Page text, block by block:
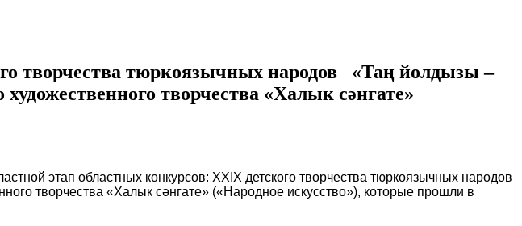
творчества тюркоязычных народов «Таң йолдызы –
творчества «Халык сәнгате»
этап областных конкурсов: XXIX детского творчества тюркоязычных народов
творчества «Халык сәнгате» («Народное искусство»), которые прошли в